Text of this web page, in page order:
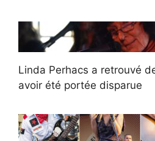
Linda Perhacs a retrouvé
avoir été portée disparue